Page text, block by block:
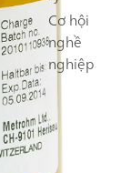
Cơ hội
nghề
nghiệp